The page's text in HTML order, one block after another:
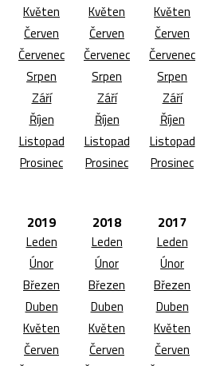
Květen
Červen
Červenec
Srpen
Září
Říjen
Listopad
Prosinec
Květen
Červen
Červenec
Srpen
Září
Říjen
Listopad
Prosinec
Květen
Červen
Červenec
Srpen
Září
Říjen
Listopad
Prosinec
2019
Leden
Únor
Březen
Duben
Květen
Červen
2018
Leden
Únor
Březen
Duben
Květen
Červen
2017
Leden
Únor
Březen
Duben
Květen
Červen